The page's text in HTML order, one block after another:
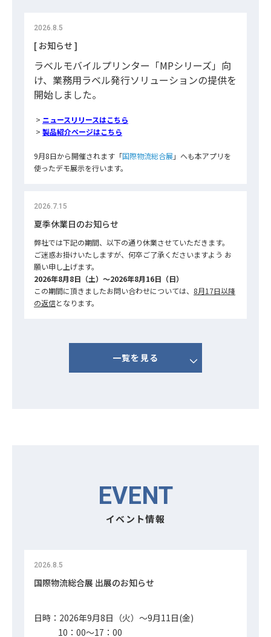
2026.8.5
[ お知らせ ]
ラベルモバイルプリンター「MPシリーズ」向
け、業務用ラベル発行ソリューションの提供を
開始しました。
> ニュースリリースはこちら
> 製品紹介ページはこちら
9月8日から開催されます「国際物流総合展」へも本アプリを
使ったデモ展示を行います。
2026.7.15
夏季休業日のお知らせ
弊社では下記の期間、以下の通り休業させていただきます。
ご迷惑お掛けいたしますが、何卒ご了承くださいますよう お
願い申し上げます。
2026年8月8日（土）～2026年8月16日（日）
この期間に頂きましたお問い合わせについては、 8月17日以降
の返信となります。
一覧を見る
EVENT
イベント情報
2026.8.5
国際物流総合展 出展のお知らせ
日時：2026年9月8日（火）～9月11日(金)
10：00～17：00